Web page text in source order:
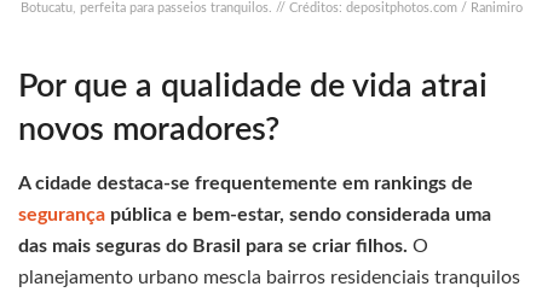
Botucatu, perfeita para passeios tranquilos. // Créditos: depositphotos.com / Ranimiro
Por que a qualidade de vida atrai
novos moradores?
A cidade destaca-se frequentemente em rankings de
segurança pública e bem-estar, sendo considerada uma
das mais seguras do Brasil para se criar filhos. O
planejamento urbano mescla bairros residenciais tranquilos